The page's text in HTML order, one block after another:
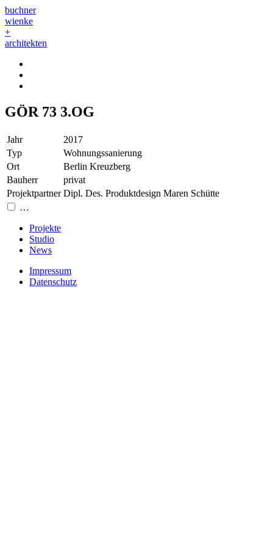
buchner
wienke
+
architekten
GÖR 73 3.OG
Jahr
2017
Typ
Wohnungssanierung
Ort
Berlin Kreuzberg
Bauherr
privat
Projektpartner Dipl. Des. Produktdesign Maren Schütte
…
Projekte
Studio
News
Impressum
Datenschutz